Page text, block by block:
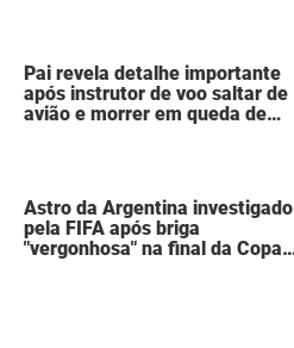
Pai revela detalhe importante
após instrutor de voo saltar de
avião e morrer em queda de
Astro da Argentina investigado
pela FIFA após briga
"vergonhosa" na final da Copa